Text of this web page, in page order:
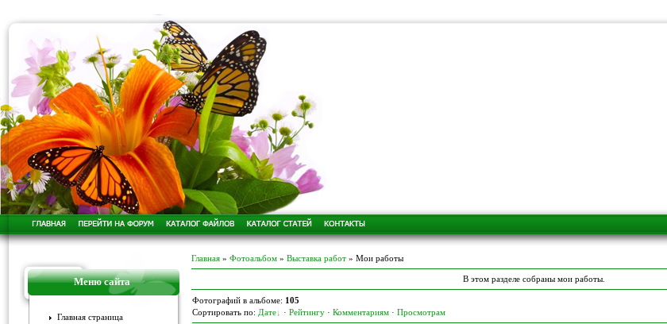
Меню сайта
Главная страница
Главная » Фотоальбом » Выставка работ » Мои работы
В этом разделе собраны мои работы.
Фотографий в альбоме: 105
Сортировать по: Дате · Рейтингу · Комментариям · Просмотрам